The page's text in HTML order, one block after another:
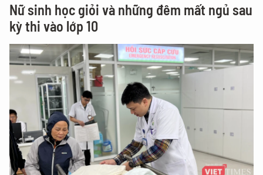
Nữ sinh học giỏi và những đêm mất ngủ sau
kỳ thi vào lớp 10